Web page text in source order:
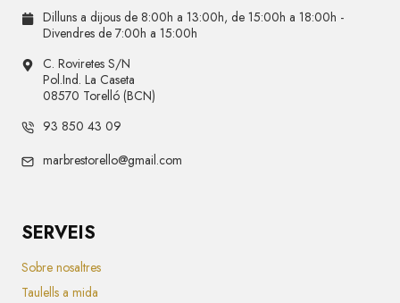
Dilluns a dijous de 8:00h a 13:00h, de 15:00h a 18:00h -
Divendres de 7:00h a 15:00h
C. Roviretes S/N
Pol.Ind. La Caseta
08570 Torelló (BCN)
93 850 43 09
marbrestorello@gmail.com
SERVEIS
Sobre nosaltres
Taulells a mida